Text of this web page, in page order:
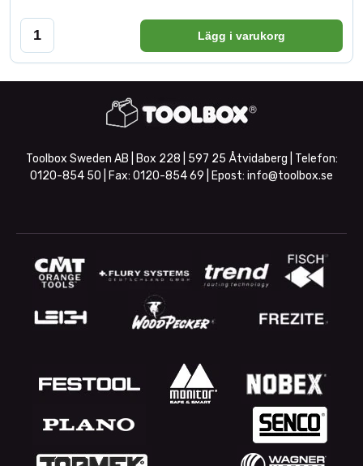
Lägg i varukorg
Toolbox Sweden AB | Box 228 | 597 25 Åtvidaberg | Telefon:
0120-854 50 | Fax: 0120-854 69 | Epost: info@toolbox.se